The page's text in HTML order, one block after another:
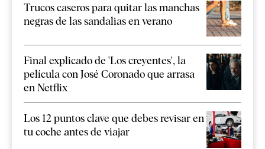
Trucos caseros para quitar las manchas
negras de las sandalias en verano
Final explicado de 'Los creyentes', la
película con José Coronado que arrasa
en Netflix
Los 12 puntos clave que debes revisar en
tu coche antes de viajar